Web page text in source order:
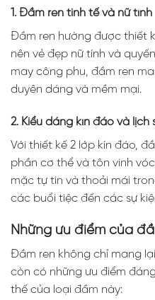
1. Đầm ren tinh tế và nữ tính
Đầm ren hường được thiết
nên vẻ đẹp nữ tính và
may công phu, đầm ren
duyên dáng và mềm mại.
2. Kiểu dáng kín đáo và lịch
Với thiết kế 2 lớp kín đáo,
phần cơ thể và tôn vinh
mặc tự tin và thoải mái
các buổi tiệc đến các sự
Những ưu điểm của
Đầm ren không chỉ mang
còn có những ưu điểm
thế của loại đầm này: